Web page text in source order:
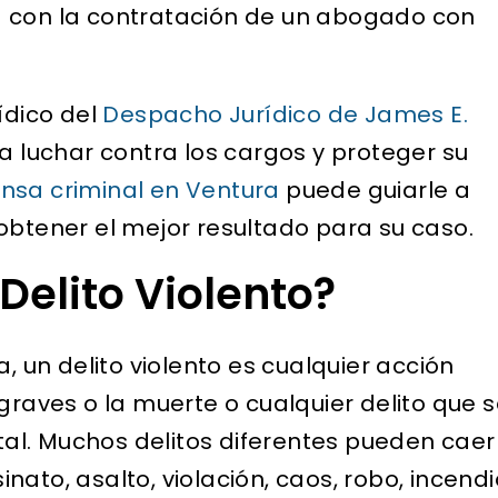
la contratación de un abogado con
del Despacho Jurídico de James E.
luchar contra los cargos y proteger su
criminal en Ventura puede guiarle a
el mejor resultado para su caso.
Violento?
un delito violento es cualquier acción
o la muerte o cualquier delito que
Muchos delitos diferentes pueden caer
asalto, violación, caos, robo,
en el sistema
y, además, tiene
ELIZABETH B.
ninguna verificación de
me estaba impidiendo
laboral. El abogado
se encargó de...